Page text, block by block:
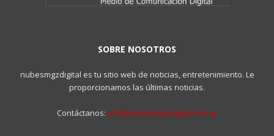
SOBRE NOSOTROS
nubesmgzdigital es tu sitio web de noticias, entretenimiento. Le
proporcionamos las últimas noticias.
Contáctanos: info@nubesmgzdigital.com.ar